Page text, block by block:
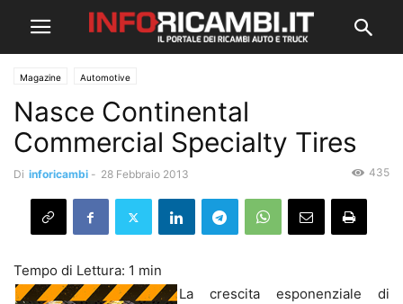
Magazine Automotive
Nasce Continental
Commercial Specialty Tires
Di inforicambi - 28 Febbraio 2013 435
La crescita esponenziale di